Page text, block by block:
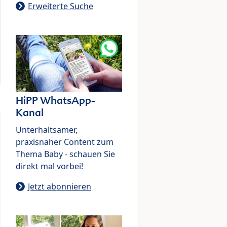
Erweiterte Suche
HiPP WhatsApp-
Kanal
Unterhaltsamer,
praxisnaher Content zum
Thema Baby - schauen Sie
direkt mal vorbei!
Jetzt abonnieren